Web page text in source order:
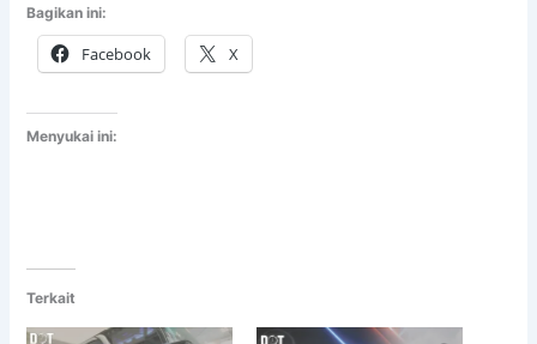
Bagikan ini:
Facebook X
Menyukai ini:
Terkait